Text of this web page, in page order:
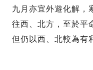
九月亦宜外遊化解，
往西、北方，至於平
但仍以西、北較為有